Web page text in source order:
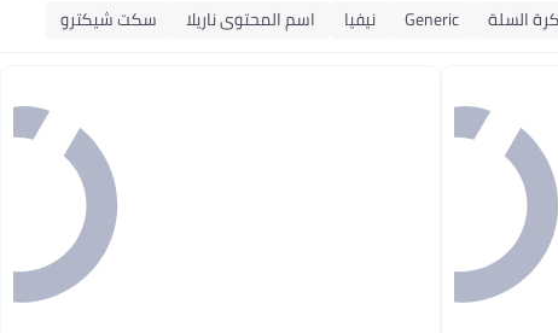
كرة السلة Generic نيفيا اسم المحتوى ناريلا سكت شيكترو